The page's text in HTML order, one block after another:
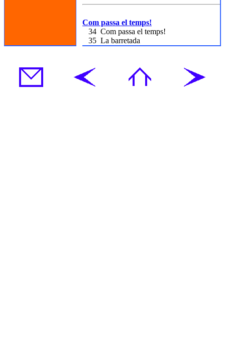
Com passa el temps!
34 Com passa el temps!
35 La barretada